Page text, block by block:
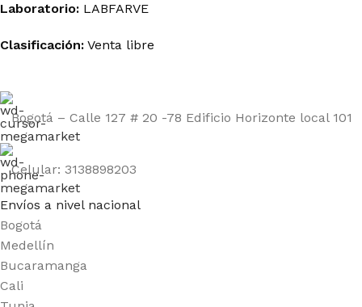
Laboratorio: LABFARVE
Clasificación: Venta libre
Bogotá – Calle 127 # 20 -78 Edificio Horizonte local 101
Celular: 3138898203
Envíos a nivel nacional
Bogotá
Medellín
Bucaramanga
Cali